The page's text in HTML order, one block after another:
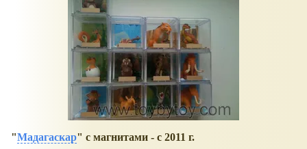
"Мадагаскар" с магнитами - с 2011 г.